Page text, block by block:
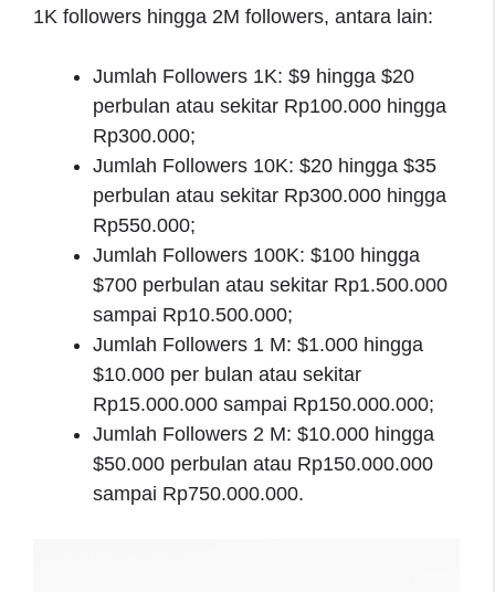
1K followers hingga 2M followers, antara lain:
Jumlah Followers 1K: $9 hingga $20
perbulan atau sekitar Rp100.000 hingga
Rp300.000;
Jumlah Followers 10K: $20 hingga $35
perbulan atau sekitar Rp300.000 hingga
Rp550.000;
Jumlah Followers 100K: $100 hingga
$700 perbulan atau sekitar Rp1.500.000
sampai Rp10.500.000;
Jumlah Followers 1 M: $1.000 hingga
$10.000 per bulan atau sekitar
Rp15.000.000 sampai Rp150.000.000;
Jumlah Followers 2 M: $10.000 hingga
$50.000 perbulan atau Rp150.000.000
sampai Rp750.000.000.